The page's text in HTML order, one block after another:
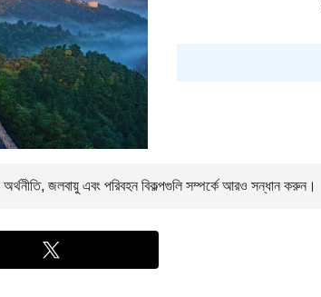
জলবায়ু এবং পরিবহন বিকল্পগুলি সম্পর্কে আরও সন্ধান করুন।